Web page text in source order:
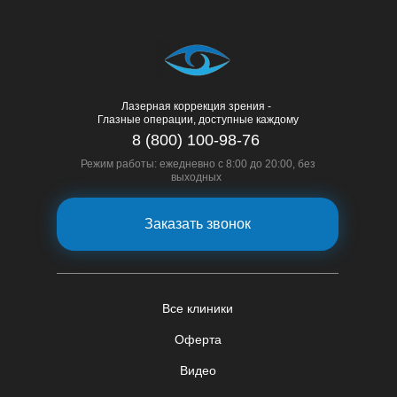
Лазерная коррекция зрения -
Глазные операции, доступные каждому
Оферта
Видео
Все клиники
8 (800) 100-98-76
Режим работы: ежедневно с 8:00 до 20:00, без
выходных
Заказать звонок